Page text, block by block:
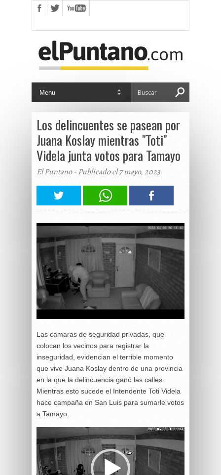
Los delincuentes se pasean por
Juana Koslay mientras "Toti"
Videla junta votos para Tamayo
El Puntano - Publicado el 7 mayo, 2023
Las cámaras de seguridad privadas, que
colocan los vecinos para registrar la
inseguridad, evidencian el terrible momento
que vive Juana Koslay dentro de una provincia
en la que la delincuencia ganó las calles.
Mientras esto sucede el Intendente Toti Videla
hace campaña en San Luis para sumarle votos
a Tamayo.
Reproductor
de
vídeo